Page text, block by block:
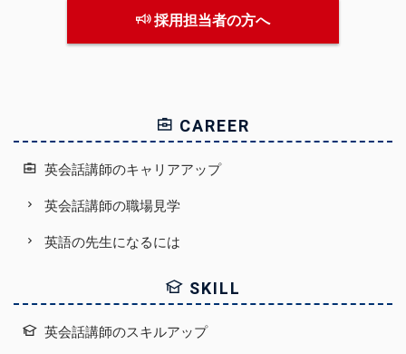
採用担当者の方へ
CAREER
英会話講師のキャリアアップ
英会話講師の職場見学
英語の先生になるには
SKILL
英会話講師のスキルアップ